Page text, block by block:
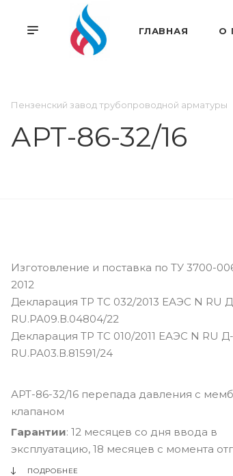
ГЛАВНАЯ О
Пензенский завод трубопроводной арматуры
АРТ-86-32/16
Изготовление и поставка по ТУ 3700-
2012
Декларация ТР ТС 032/2013 ЕАЭС N RU
RU.РА09.В.04804/22
Декларация ТР ТС 010/2011 ЕАЭС N RU Д-
RU.РА03.В.81591/24
АРТ-86-32/16 перепада давления с
клапаном
Гарантии: 12 месяцев со дня ввода в
эксплуатацию, 18 месяцев с момента
ПОДРОБНЕЕ